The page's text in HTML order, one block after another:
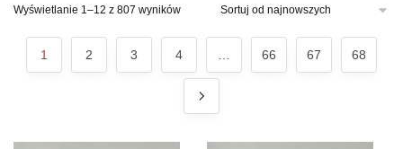
Wyświetlanie 1–12 z 807 wynikówPosortowane
1 2 3 4 66 67 68